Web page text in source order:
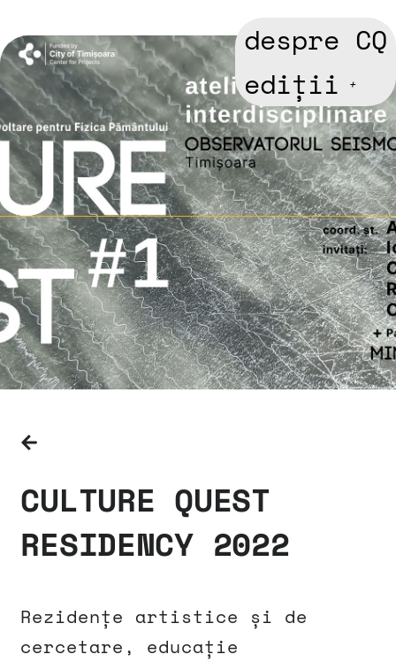
despre CQ
ediții
CULTURE QUEST
RESIDENCY 2022
Rezidențe artistice și de
cercetare, educație